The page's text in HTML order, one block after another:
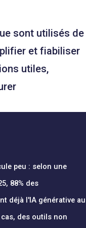
sont utilisés de
et fiabiliser
utiles,
peu : selon une
88% des
déjà l'IA générative au
des outils non